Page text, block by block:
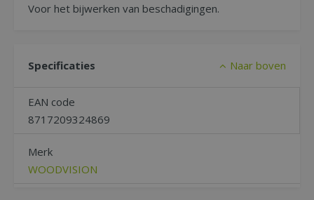
Voor het bijwerken van beschadigingen.
Specificaties Naar boven
EAN code
8717209324869
Merk
WOODVISION